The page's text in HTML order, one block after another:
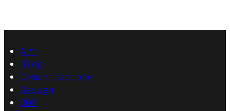
Art
Blog
Comunicazione
Design
DOP